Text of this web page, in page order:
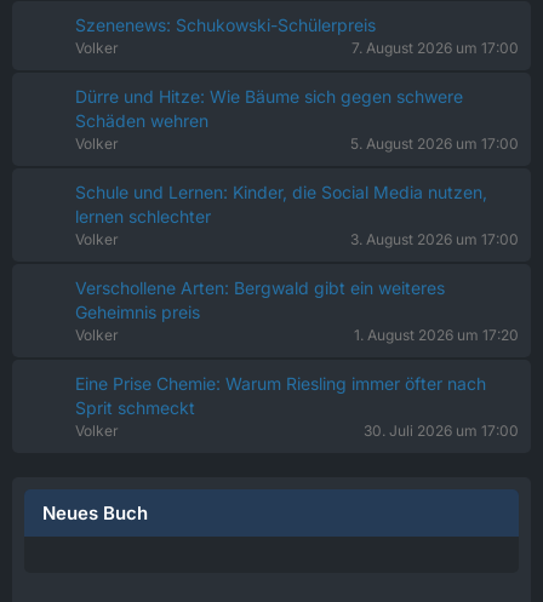
Szenenews: Schukowski-Schülerpreis
Volker 7. August 2026 um 17:00
Dürre und Hitze: Wie Bäume sich gegen schwere
Schäden wehren
Volker 5. August 2026 um 17:00
Schule und Lernen: Kinder, die Social Media nutzen,
lernen schlechter
Volker 3. August 2026 um 17:00
Verschollene Arten: Bergwald gibt ein weiteres
Geheimnis preis
Volker 1. August 2026 um 17:20
Eine Prise Chemie: Warum Riesling immer öfter nach
Sprit schmeckt
Volker 30. Juli 2026 um 17:00
Neues Buch